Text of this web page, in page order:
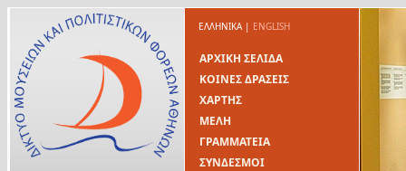
ΕΛΛΗΝΙΚΑ| ENGLISH
ΑΡΧΙΚΗ ΣΕΛΙΔΑ
ΚΟΙΝΕΣ ΔΡΑΣΕΙΣ
ΧΑΡΤΗΣ
ΜΕΛΗ
ΓΡΑΜΜΑΤΕΙΑ
ΣΥΝΔΕΣΜΟΙ